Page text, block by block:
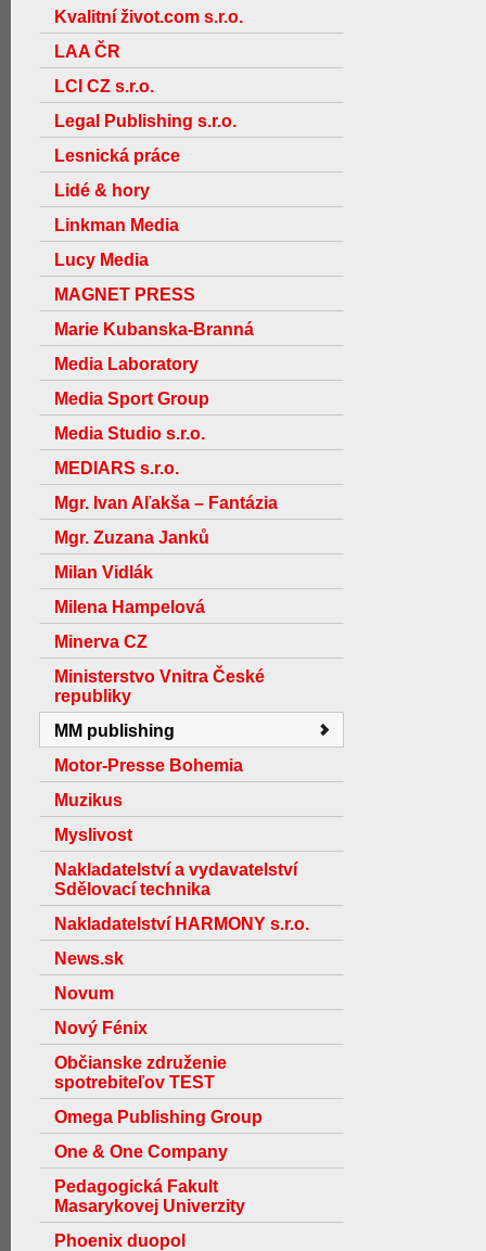
Kvalitní život.com s.r.o.
LAA ČR
LCI CZ s.r.o.
Legal Publishing s.r.o.
Lesnická práce
Lidé & hory
Linkman Media
Lucy Media
MAGNET PRESS
Marie Kubanska-Branná
Media Laboratory
Media Sport Group
Media Studio s.r.o.
MEDIARS s.r.o.
Mgr. Ivan Aľakša – Fantázia
Mgr. Zuzana Janků
Milan Vidlák
Milena Hampelová
Minerva CZ
Ministerstvo Vnitra České
republiky
MM publishing
Motor-Presse Bohemia
Muzikus
Myslivost
Nakladatelství a vydavatelství
Sdělovací technika
Nakladatelství HARMONY s.r.o.
News.sk
Novum
Nový Fénix
Občianske združenie
spotrebiteľov TEST
Omega Publishing Group
One & One Company
Pedagogická Fakult
Masarykovej Univerzity
Phoenix duopol